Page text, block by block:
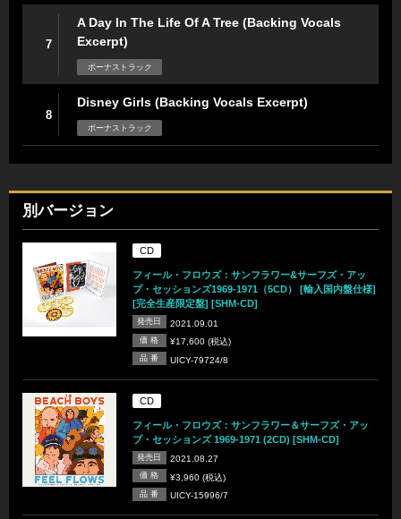
7
A Day In The Life Of A Tree (Backing Vocals
Excerpt)
ボーナストラック
8
Disney Girls (Backing Vocals Excerpt)
ボーナストラック
別バージョン
CD
フィール・フロウズ：サンフラワー&サーフズ・アッ
プ・セッションズ1969-1971（5CD） [輸入国内盤仕様]
[完全生産限定盤] [SHM-CD]
発売日 2021.09.01
価 格 ¥17,600 (税込)
品 番 UICY-79724/8
CD
フィール・フロウズ：サンフラワー＆サーフズ・アッ
プ・セッションズ 1969-1971 (2CD) [SHM-CD]
発売日 2021.08.27
価 格 ¥3,960 (税込)
品 番 UICY-15996/7